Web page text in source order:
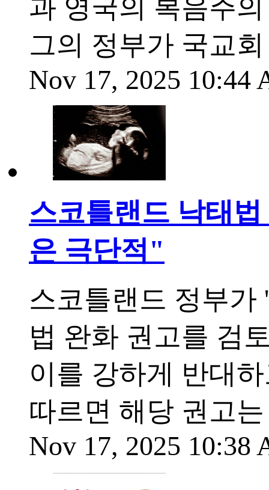
과 영국의 복음주
그의 정부가 국교
Nov 17, 2025 10:44
스코틀랜드 낙태
은 극단적"
스코틀랜드 정부가
법 완화 권고를 검
이를 강하게 반대
따르면 해당 권고
Nov 17, 2025 10:38